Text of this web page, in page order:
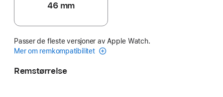
46 mm
Passer de fleste versjoner av Apple Watch.
Mer om remkompatibilitet
Remstørrelse